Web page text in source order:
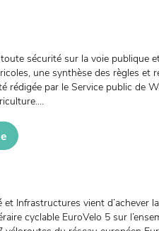
sécurité sur la voie publique
une synthèse des règles et
rédigée par le Service public de
et Infrastructures vient d’achever
cyclable EuroVelo 5 sur